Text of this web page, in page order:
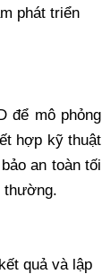
phát triển
để mô phỏng
hợp kỹ thuật
an toàn tối
thường.
quả và lập